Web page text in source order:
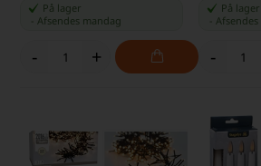
På lager
-Afsendes mandag
- +
På lager
Afsendes
-